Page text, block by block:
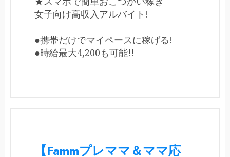
女子向け高収入アルバイト!
———————–
●携帯だけでマイペースに稼げる!
●時給最大4,200も可能!!
【Fammプレママ＆ママ応